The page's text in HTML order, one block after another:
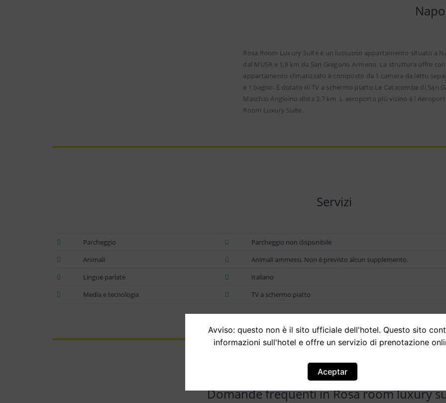
Rosa Room Luxury Suite è un lussuoso appartamento situato a
dal MUSA e 1,8 km da San Gregorio Armeno. La struttura offre
appartamento climatizzato è composto da 1 camera da letto
e 1 bagno. È dotato di TV a schermo piatto.Le Catacombe di
Maschio Angioino dista 2,7 km. L aeroporto più vicino è l
Room Luxury Suite.
Servizi
Parcheggio
Parcheggio non disponibile
Animali
Animali ammessi. Non è previsto alcun supplemento.
Lingue parlate
Italiano
Media e tecnologia
TV a schermo piatto
Domande frequenti in Rosa room luxury
Avviso: questo non è il sito ufficiale dell'hotel. Questo sito
informazioni sull'hotel e offre un servizio di prenotazione
Aceptar